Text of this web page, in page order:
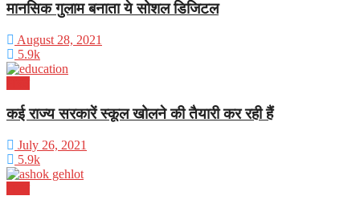
मानसिक गुलाम बनाता ये सोशल डिजिटल
August 28, 2021
5.9k
कई राज्य सरकारें स्कूल खोलने की तैयारी कर रही हैं
July 26, 2021
5.9k